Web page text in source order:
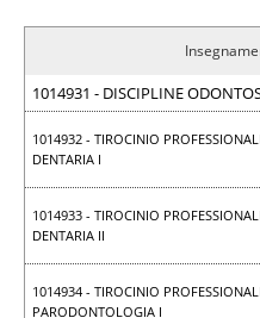
1014931 - DISCIPLINE
1014932 - TIROCINIO
DENTARIA I
1014933 - TIROCINIO
DENTARIA II
1014934 - TIROCINIO
PARODONTOLOGIA I